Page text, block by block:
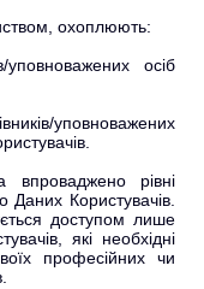
охоплюють:
уповноважених осіб
уповноважених
впроваджено рівні
Даних Користувачів.
доступом лише
які необхідні
професійних чи